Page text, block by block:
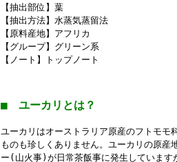
【抽出部位】葉
【抽出方法】水蒸気蒸留法
【原料産地】アフリカ
【グループ】グリーン系
【ノート】トップノート
■ ユーカリとは？
ユーカリはオーストラリア原産のフトモモ
ものも珍しくありません。ユーカリの原産
ー(山火事)が日常茶飯事に発生しています